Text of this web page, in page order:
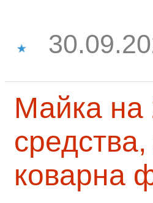
Майка на
коварна